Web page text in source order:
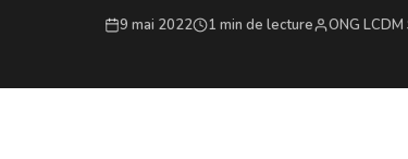
9 mai 2022 1 min de lecture ONG